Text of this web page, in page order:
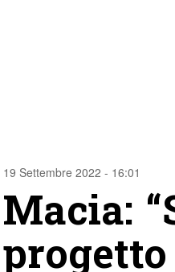
19 Settembre 2022 - 16:01
Macia: